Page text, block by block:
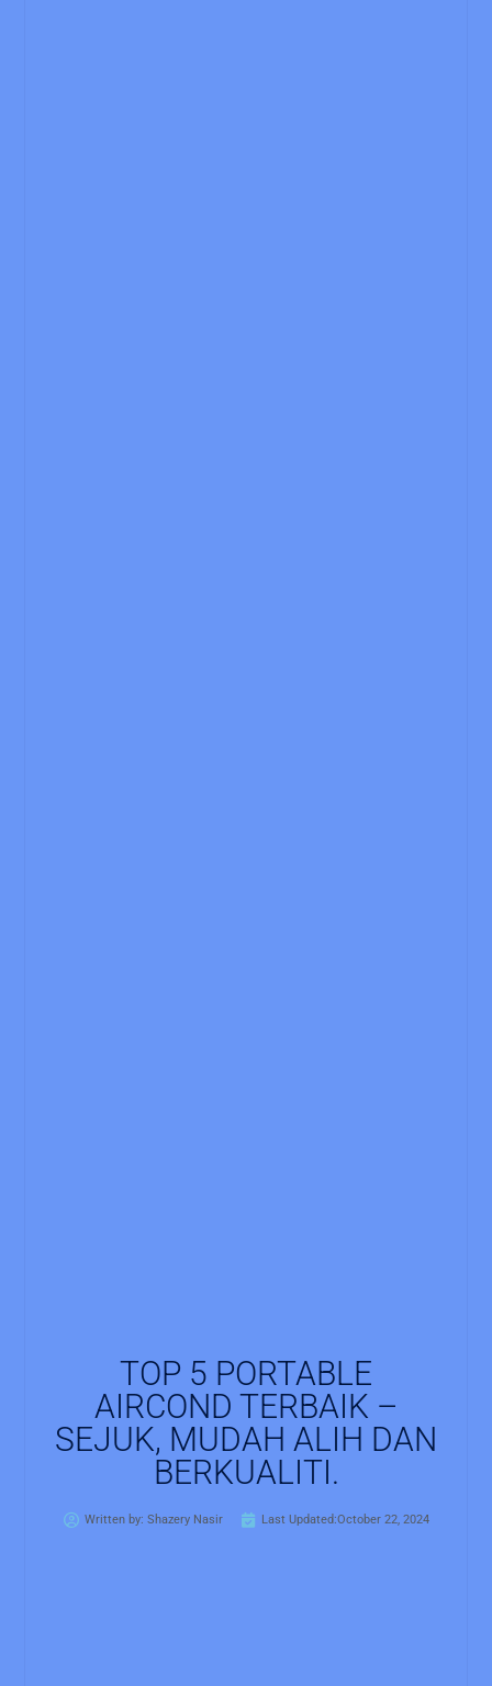
TOP 5 PORTABLE
AIRCOND TERBAIK –
SEJUK, MUDAH ALIH DAN
BERKUALITI.
Written by: Shazery Nasir Last Updated:October 22, 2024